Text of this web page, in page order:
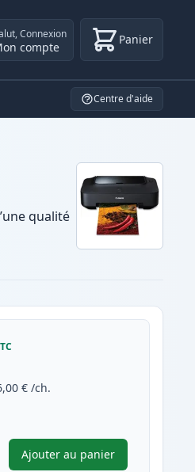
,Connexion
compte Panier
Centre d'aide
qualité
€ /ch.
pour ajuster
Ajouter au panier
,Pack de 2 Canon PG-